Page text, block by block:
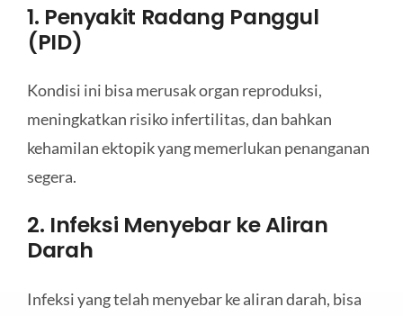
1. Penyakit Radang Panggul
(PID)
Kondisi ini bisa merusak organ reproduksi,
meningkatkan risiko infertilitas, dan bahkan
kehamilan ektopik yang memerlukan penanganan
segera.
2. Infeksi Menyebar ke Aliran
Darah
Infeksi yang telah menyebar ke aliran darah, bisa